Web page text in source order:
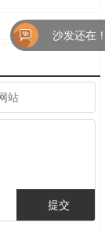
沙发还在！快